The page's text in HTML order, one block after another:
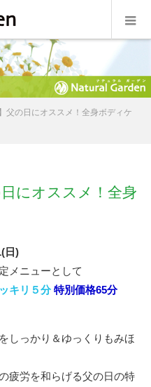
父の日にオススメ！全身ボディケ
にオススメ！全身
日)
メニューとして
キリ５分特別価格65分
しっかり＆ゆっくりもみほ
疲労を和らげる父の日の特